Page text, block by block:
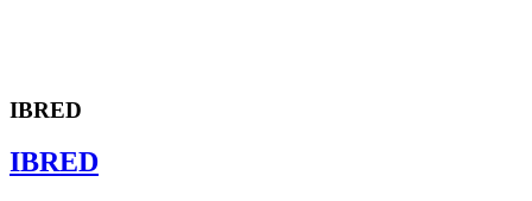
IBRED
IBRED